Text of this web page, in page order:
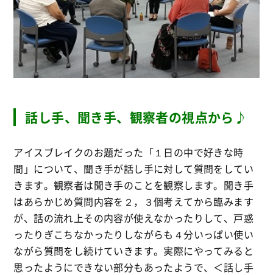
話し手、聞き手、観察者の視点から♪
アイスブレイクのお題だった「１日の中で好きな時
間」について、聞き手が話し手に対して質問をしてい
きます。観察者は聞き手のことを観察します。聞き手
はあらかじめ質問内容を２，３個考えてから臨みます
が、話の流れ上その内容が使えなかったりして、戸惑
ったりぎこちなかったりしながらも４分いっぱい使い
ながら質問をし続けていきます。実際にやってみると
思ったようにできない部分もあったようで、＜話し手